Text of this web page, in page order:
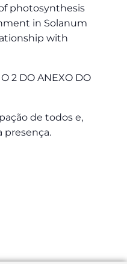
photosynthesis
in Solanum
with
2 DO ANEXO DO
de todos e,
presença.